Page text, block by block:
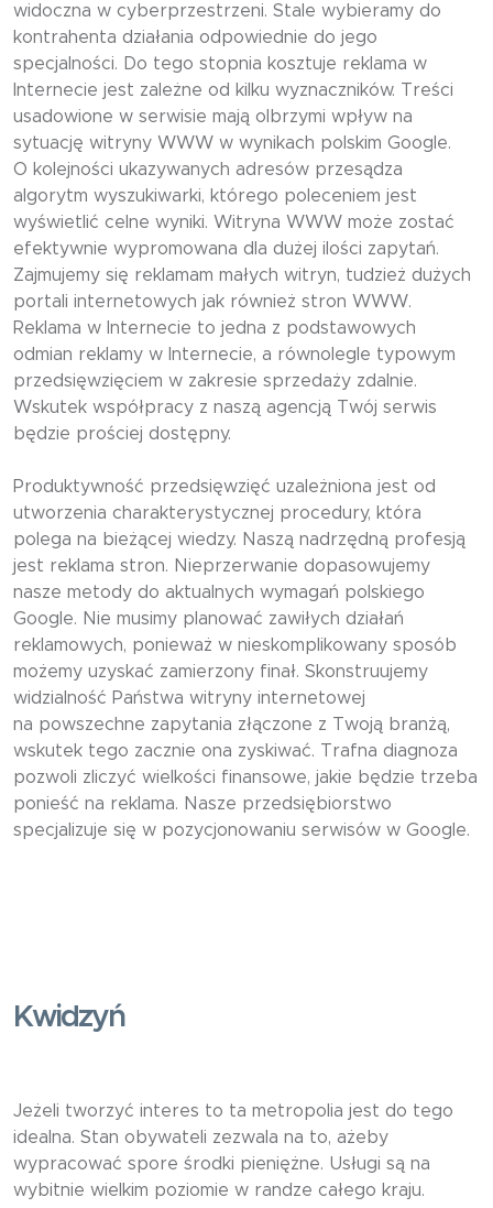
widoczna w cyberprzestrzeni. Stale wybieramy do
kontrahenta działania odpowiednie do jego
specjalności. Do tego stopnia kosztuje reklama w
Internecie jest zależne od kilku wyznaczników. Treści
usadowione w serwisie mają olbrzymi wpływ na
sytuację witryny WWW w wynikach polskim Google.
O kolejności ukazywanych adresów przesądza
algorytm wyszukiwarki, którego poleceniem jest
wyświetlić celne wyniki. Witryna WWW może zostać
efektywnie wypromowana dla dużej ilości zapytań.
Zajmujemy się reklamam małych witryn, tudzież dużych
portali internetowych jak również stron WWW.
Reklama w Internecie to jedna z podstawowych
odmian reklamy w Internecie, a równolegle typowym
przedsięwzięciem w zakresie sprzedaży zdalnie.
Wskutek współpracy z naszą agencją Twój serwis
będzie prościej dostępny.
Produktywność przedsięwzięć uzależniona jest od
utworzenia charakterystycznej procedury, która
polega na bieżącej wiedzy. Naszą nadrzędną profesją
jest reklama stron. Nieprzerwanie dopasowujemy
nasze metody do aktualnych wymagań polskiego
Google. Nie musimy planować zawiłych działań
reklamowych, ponieważ w nieskomplikowany sposób
możemy uzyskać zamierzony finał. Skonstruujemy
widzialność Państwa witryny internetowej
na powszechne zapytania złączone z Twoją branżą,
wskutek tego zacznie ona zyskiwać. Trafna diagnoza
pozwoli zliczyć wielkości finansowe, jakie będzie trzeba
ponieść na reklama. Nasze przedsiębiorstwo
specjalizuje się w pozycjonowaniu serwisów w Google.
Kwidzyń
Jeżeli tworzyć interes to ta metropolia jest do tego
idealna. Stan obywateli zezwala na to, ażeby
wypracować spore środki pieniężne. Usługi są na
wybitnie wielkim poziomie w randze całego kraju.